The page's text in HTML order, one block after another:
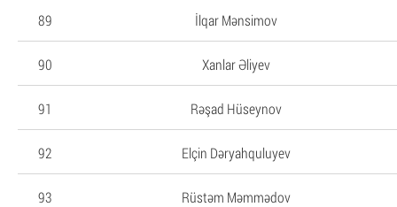
89 İlqar Mənsimov
90 Xanlar Əliyev
91 Rəşad Hüseynov
92 Elçin Dəryahquluyev
93 Rüstəm Məmmədov